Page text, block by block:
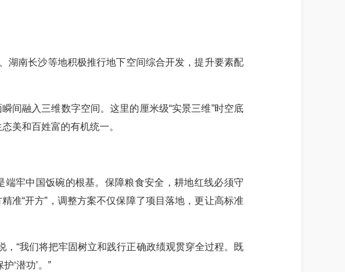
湖南长沙等地积极推行地下空间综合开发，提升要素配
间融入三维数字空间。这里的厘米级“实景三维”时空底
美和百姓富的有机统一。
牢中国饭碗的根基。保障粮食安全，耕地红线必须守
准“开方”，调整方案不仅保障了项目落地，更让高标准
“我们将把牢固树立和践行正确政绩观贯穿全过程。既
‘潜功’。”